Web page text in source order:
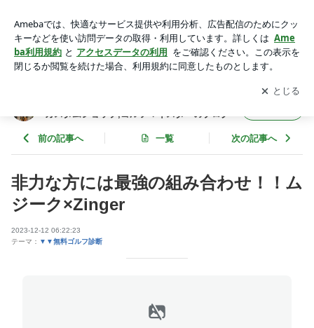
をめざすゴルファー支援！・長久手のカスタムショップ,ゴル
フマイスターのブログ
アプリをダウンロードして ブログの更新通知
を受け取りまし
ょう。
開く
カスタムショップ,ゴルフマイスターのブログ
前の記事へ 一覧 次の記事へ
非力な方には最強の組み合わせ！！ム
ジーク×Zinger
2023-12-12 06:22:23
テーマ： ▼▼無料ゴルフ診断